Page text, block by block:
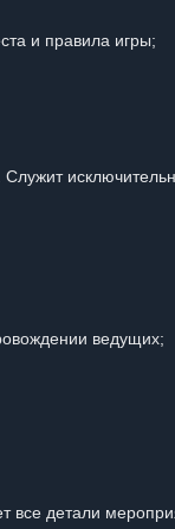
и правила игры;
ведущих;
все детали